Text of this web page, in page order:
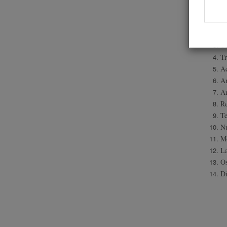
la